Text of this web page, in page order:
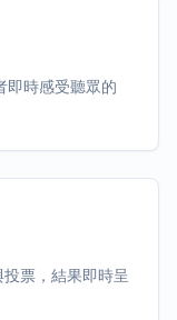
即時感受聽眾的
票，結果即時呈